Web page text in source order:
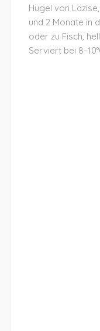
Hügel von
und 2 Monate in
oder zu Fisch,
Serviert bei